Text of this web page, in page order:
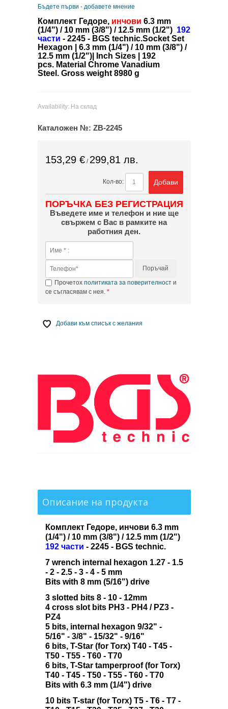
Бъдете първи - добавете мнение
Комплект Гедоре, инчови 6.3 mm
(1/4") / 10 mm (3/8") / 12.5 mm (1/2") 192
части - 2245 - BGS technic.Socket Set
Hexagon | 6.3 mm (1/4") / 10 mm (3/8") /
12.5 mm (1/2")| Inch Sizes | 192
pcs. Material Chrome Vanadium
Steel. Gross weight 8980 g
Availability: На склад
Каталожен №: ZB-2245
153,29 €/ 299,81 лв.
Кол-во: Добави
ПОРЪЧКА БЕЗ РЕГИСТРАЦИЯ
Въведете име и телефон и ние ще
свържем с Вас в рамките на
работния ден.
Поръчай
Прочетох политиката за поверителности
се съгласявам с нея.
Добави към списък с желания
Описание на продукта
Комплект Гедоре, инчови 6.3 mm
(1/4") / 10 mm (3/8") / 12.5 mm (1/2")
192 части - 2245 - BGS technic.
7 wrench internal hexagon 1.27 - 1.5
- 2 - 2.5 - 3 - 4 - 5 mm
Bits with 8 mm (5/16") drive
3 slotted bits 8 - 10 - 12mm
4 cross slot bits PH3 - PH4 / PZ3 -
PZ4
5 bits, internal hexagon 9/32" -
5/16" - 3/8" - 15/32" - 9/16"
6 bits, T-Star (for Torx) T40 - T45 -
T50 - T55 - T60 - T70
6 bits, T-Star tamperproof (for Torx)
T40 - T45 - T50 - T55 - T60 - T70
Bits with 6.3 mm (1/4") drive
10 bits T-star (for Torx) T5 - T6 - T7 -